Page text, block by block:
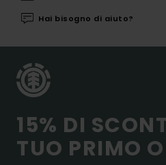
Hai bisogno di aiuto?
15% DI
TUO PRIMO